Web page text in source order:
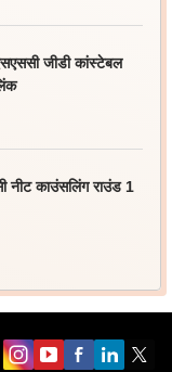
जीडी कांस्टेबल
काउंसलिंग राउंड 1